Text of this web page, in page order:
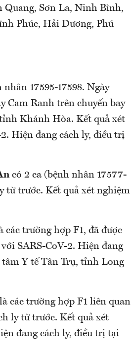
Quang, Sơn La, Ninh Bình,
Phúc, Hải Dương, Phú
17595-17598. Ngày
Cam Ranh trên chuyến bay
Khánh Hòa. Kết quả xét
Hiện đang cách ly, điều trị
có 2 ca (bệnh nhân 17577-
từ trước. Kết quả xét nghiệm
các trường hợp F1, đã được
SARS-CoV-2. Hiện đang
Y tế Tân Trụ, tỉnh Long
các trường hợp F1 liên quan
ly từ trước. Kết quả xét
đang cách ly, điều trị tại